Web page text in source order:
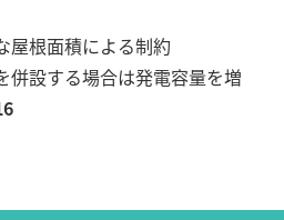
屋根面積による制約
併設する場合は発電容量を増